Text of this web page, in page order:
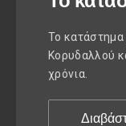
Το κατάστημα
Κορυδαλλού
χρόνια.